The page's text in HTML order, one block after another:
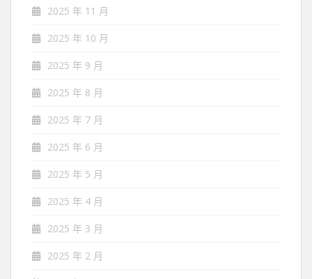
2025 年 11 月
2025 年 10 月
2025 年 9 月
2025 年 8 月
2025 年 7 月
2025 年 6 月
2025 年 5 月
2025 年 4 月
2025 年 3 月
2025 年 2 月